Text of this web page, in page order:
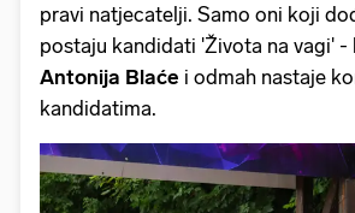
pravi natjecatelji. Samo oni koji
postaju kandidati 'Života na vagi' -
Antonija Blaće i odmah nastaje
kandidatima.